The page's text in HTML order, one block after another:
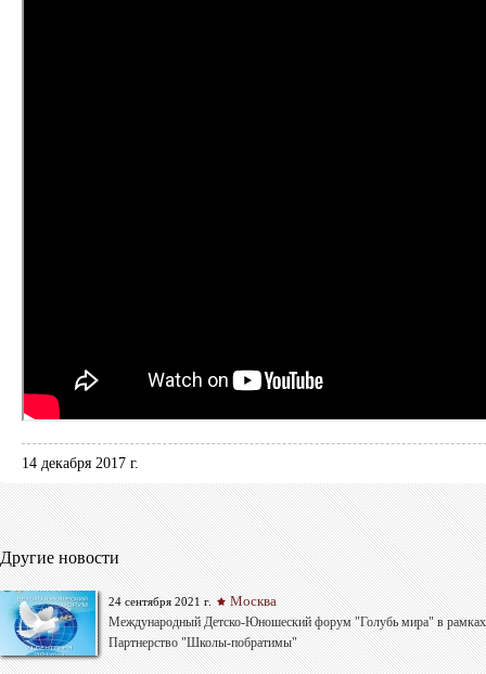
14 декабря 2017 г.
Другие новости
24 сентября 2021 г. Москва
Международный Детско-Юношеский форум "Голубь мира" в рамках
Партнерство "Школы-побратимы"